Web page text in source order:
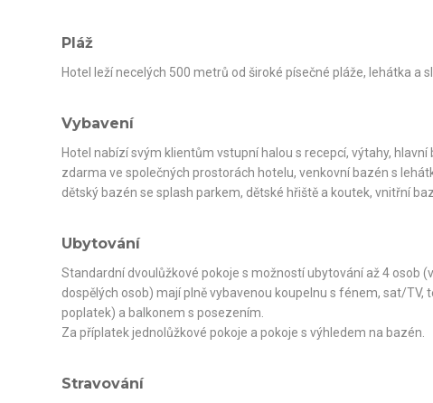
Pláž
Hotel leží necelých 500 metrů od široké písečné pláže, lehátka a
Vybavení
Hotel nabízí svým klientům vstupní halou s recepcí, výtahy,
zdarma ve společných prostorách hotelu, venkovní bazén s
dětský bazén se splash parkem, dětské hřiště a koutek, vnitřní
Ubytování
Standardní dvoulůžkové pokoje s možností ubytování až 4 osob
dospělých osob) mají plně vybavenou koupelnu s fénem, sat/
poplatek) a balkonem s posezením.
Za příplatek jednolůžkové pokoje a pokoje s výhledem na bazén.
Stravování